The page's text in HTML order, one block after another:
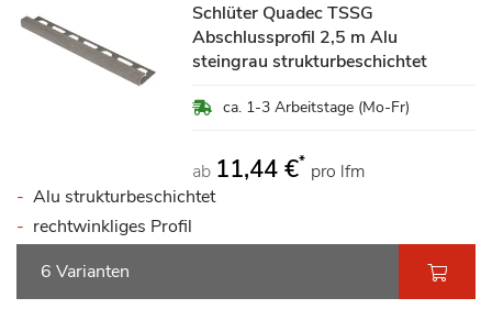
Schlüter Quadec TSSG
Abschlussprofil 2,5 m Alu
steingrau strukturbeschichtet
ca. 1-3 Arbeitstage (Mo-Fr)
ab 11,44 €* pro lfm
Alu strukturbeschichtet
rechtwinkliges Profil
6 Varianten